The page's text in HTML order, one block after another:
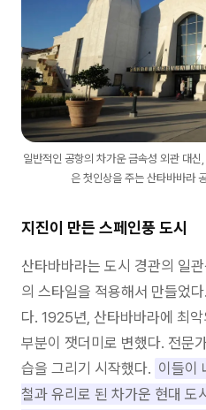
일반적인 공항의 차가운 금속성 외관 대
은 첫인상을 주는 산타바바라
지진이 만든 스페인풍 도시
산타바바라는 도시 경관의 일
의 스타일을 적용해서 만들었
다. 1925년, 산타바바라에 최
부분이 잿더미로 변했다. 전문
습을 그리기 시작했다. 이들이
철과 유리로 된 차가운 현대 도